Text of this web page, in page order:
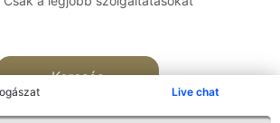
Live chat
Keresés